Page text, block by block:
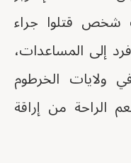
أكثر من 9 آلاف شخص قتلوا جراء
25 مليون فرد إلى المساعدات،
ولايات الخرطوم
الراحة من إراقة